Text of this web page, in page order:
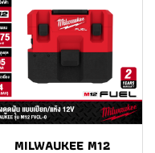
MILWAUKEE M12